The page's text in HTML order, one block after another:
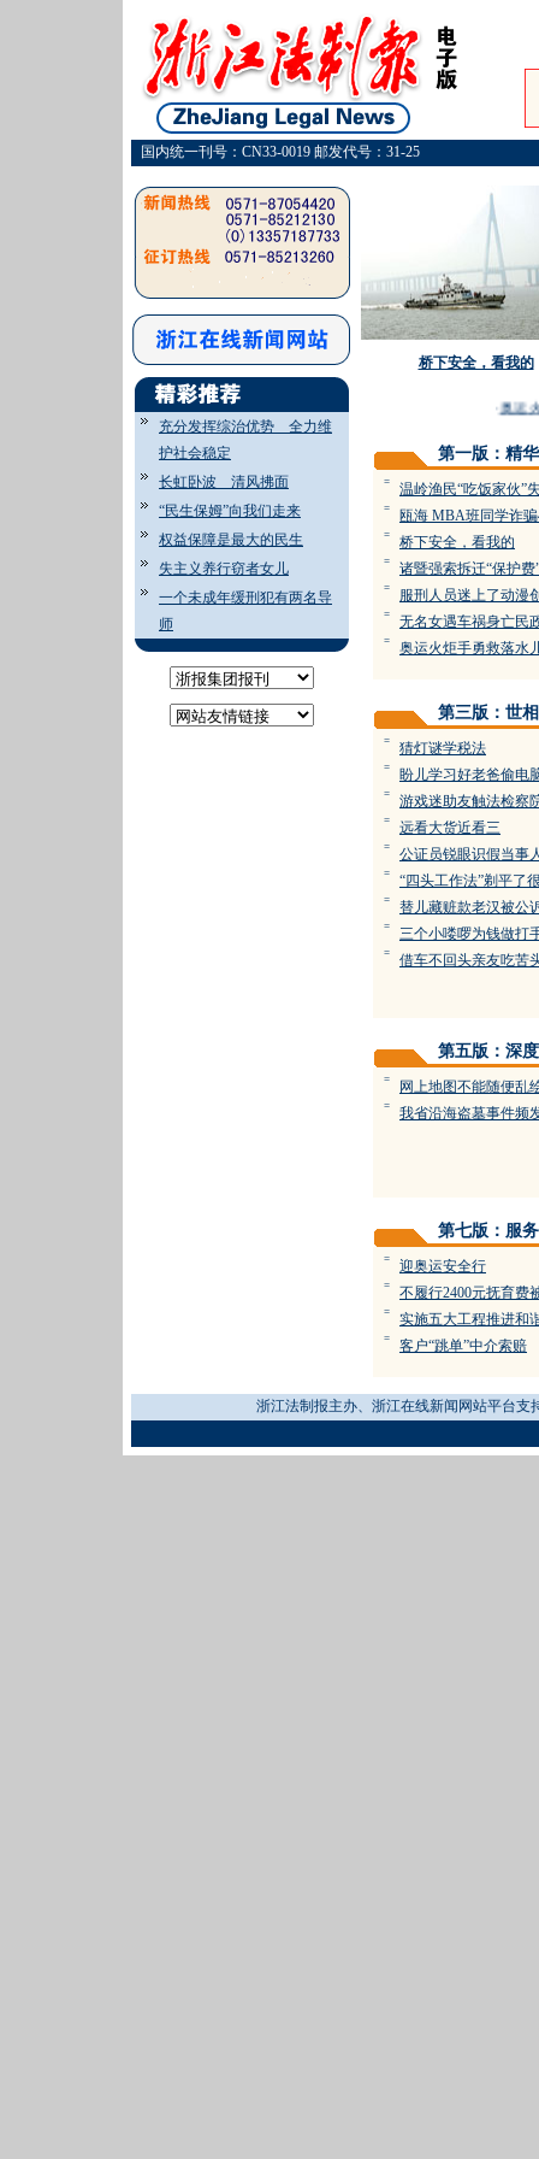
国内统一刊号：CN33-0019 邮发代号：31-25
充分发挥综治优势 全力维
护社会稳定
长虹卧波 清风拂面
“民生保姆”向我们走来
权益保障是最大的民生
失主义养行窃者女儿
一个未成年缓刑犯有两名导
师
桥下安全，看我的
奥运
第一版：精
= 温岭渔民“吃饭家伙”
= 瓯海 MBA班同学诈骗
= 桥下安全，看我的
= 诸暨强索拆迁“保护费
= 服刑人员迷上了动漫
= 无名女遇车祸身亡民
= 奥运火炬手勇救落水
第三版：世相
= 猜灯谜学税法
= 盼儿学习好老爸偷电
= 游戏迷助友触法检察
= 远看大货近看三
= 公证员锐眼识假当事
= “四头工作法”剃平了
= 替儿藏赃款老汉被公
= 三个小喽啰为钱做打
= 借车不回头亲友吃苦
第五版：深度
= 网上地图不能随便乱
= 我省沿海盗墓事件频
第七版：服务
= 迎奥运安全行
= 不履行2400元抚育费
= 实施五大工程推进和
= 客户“跳单”中介索赔
浙江法制报主办、浙江在线新闻网站平台